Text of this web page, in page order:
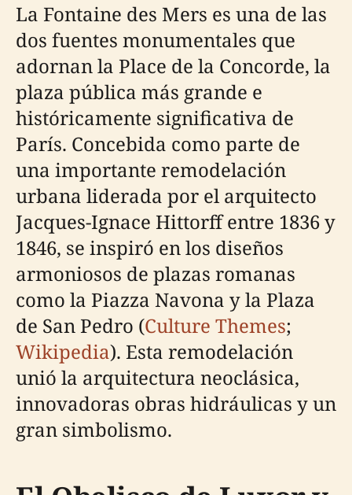
La Fontaine des Mers es una de las
dos fuentes monumentales que
adornan la Place de la Concorde, la
plaza pública más grande e
históricamente significativa de
París. Concebida como parte de
una importante remodelación
urbana liderada por el arquitecto
Jacques-Ignace Hittorff entre 1836 y
1846, se inspiró en los diseños
armoniosos de plazas romanas
como la Piazza Navona y la Plaza
de San Pedro (Culture Themes;
Wikipedia). Esta remodelación
unió la arquitectura neoclásica,
innovadoras obras hidráulicas y un
gran simbolismo.